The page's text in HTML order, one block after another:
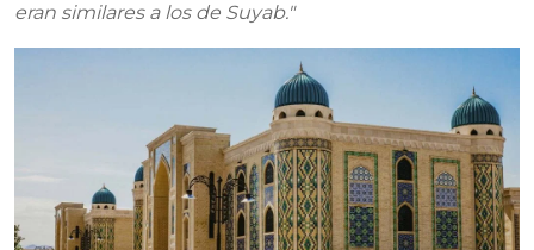
eran similares a los de Suyab."